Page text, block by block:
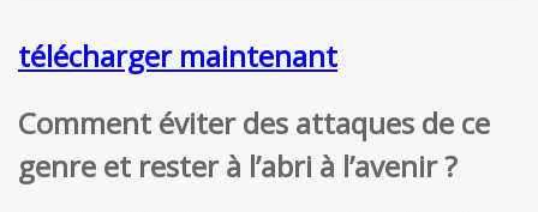
télécharger maintenant
Comment éviter des attaques de ce
genre et rester à l’abri à l’avenir ?